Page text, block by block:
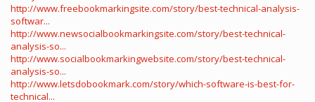
http://www.freebookmarkingsite.com/story/best-technical-analysis-
softwar...
http://www.newsocialbookmarkingsite.com/story/best-technical-
analysis-so...
http://www.socialbookmarkingwebsite.com/story/best-technical-
analysis-so...
http://www.letsdobookmark.com/story/which-software-is-best-for-
technical...